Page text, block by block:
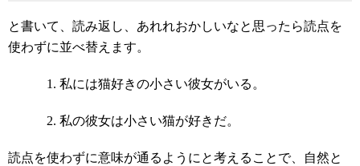
と書いて、読み返し、あれれおかしいなと思ったら読点を
使わずに並べ替えます。
私には猫好きの小さい彼女がいる。
私の彼女は小さい猫が好きだ。
読点を使わずに意味が通るようにと考えることで、自然と